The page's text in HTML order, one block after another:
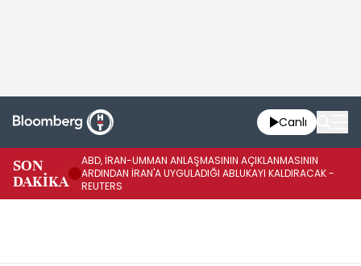
Canlı
SON
DAKİKA
ABD, İRAN-UMMAN ANLAŞMASININ AÇIKLANMASININ
ARDINDAN İRAN'A UYGULADIĞI ABLUKAYI KALDIRACAK -
REUTERS